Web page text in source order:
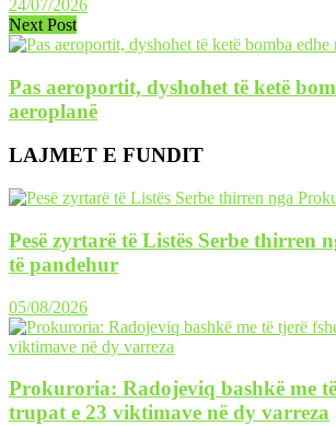
24/07/2026
Next Post
Pas aeroportit, dyshohet të ketë
aeroplanë
LAJMET E FUNDIT
Pesë zyrtarë të Listës Serbe thirren
të pandehur
05/08/2026
Prokuroria: Radojeviq bashkë me
trupat e 23 viktimave në dy varreza